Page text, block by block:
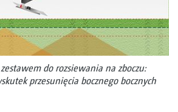
do rozsiewania na zboczu:
przesunięcia bocznego bocznych